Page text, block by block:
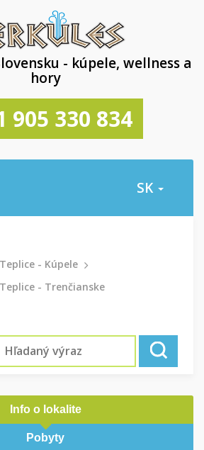
- kúpele, wellness a
hory
905 330 834
SK
- Kúpele
- Trenčianske
Info o lokalite
Pobyty